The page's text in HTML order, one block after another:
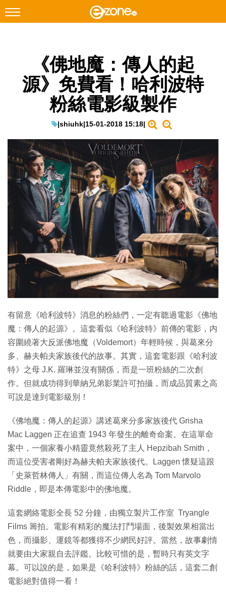
Facebook Instagram
科技焦點
教學評測
EduTech
IT Times
生成式AI與雲端應用
Enterprise Digital Transformation
特集
《佛地魔：傳人的起
源》免費看！哈利波特
粉絲電影級製作
|shiuhk|15-01-2018 15:18|
有留意《哈利波特》消息的粉絲們，一定有聼過電影《佛地
魔：傳人的起源》。這套看似《哈利波特》前傳的電影，内
容圍繞著大反派佛地魔（Voldemort）年輕時候，與葛來分
多、赫夫帕夫家族後代的故事。其實，這套電影跟《哈利波
特》之母 J.K. 羅琳並沒有關係，而是一班粉絲的二次創
作。但就成功得到華納兄弟影業許可拍攝，而成品質素之高
可說是達到電影級別！
《佛地魔：傳人的起源》講述葛來分多家族後代 Grisha
Mac Laggen 正在追查 1943 年發生的離奇命案。在這單命
案中，一個家養小精靈竟然殺死了主人 Hepzibah Smith，
而這位受害者剛好為赫夫帕夫家族後代。Laggen 懷疑這跟
「史萊哲林傳人」有關，而這位傳人名為 Tom Marvolo
Riddle，即是本傳電影中的佛地魔。
這套網絡電影全長 52 分鐘，由獨立製片工作室 Tryangle
Films 籌拍。電影有精彩的魔法打鬥場面，後製效果相當出
色，而攝影、運鏡等都獲得不少網民好評。當然，故事劇情
就要由大家親自去評鑑。比較可惜的是，暫時只有英文字
幕。可以說的是，如果是《哈利波特》粉絲的話，這套二創
電影絕對值得一看！